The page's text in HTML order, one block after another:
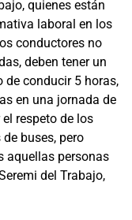
quienes están
laboral en los
conductores no
deben tener un
de conducir 5 horas,
en una jornada de
respeto de los
buses, pero
aquellas personas
del Trabajo,